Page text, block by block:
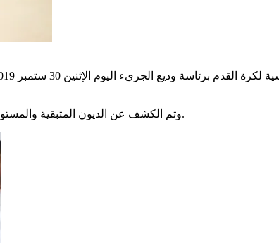
وتم الكشف عن الديون المتبقية والمستوجب دفعها من طرف النادي الإفريقي انطلاقًا من شهر أكتوبر وحتى شهر ديسمبر القادم وتقدّر بنحو 16.486 مليون دينار.